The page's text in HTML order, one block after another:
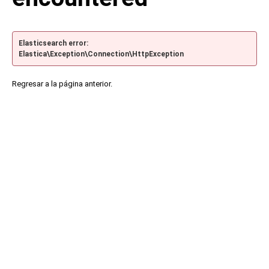
Elasticsearch error:
Elastica\Exception\Connection\HttpException
Regresar a la página anterior.